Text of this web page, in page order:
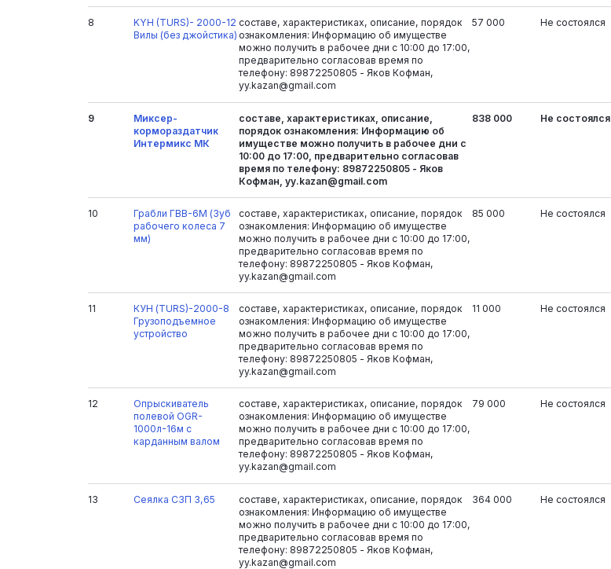
8
KYH (TURS)- 2000-12
Вилы (без джойстика)
составе, характеристиках, описание, порядок
ознакомления: Информацию об имуществе
можно получить в рабочее дни с 10:00 до 17:00,
предварительно согласовав время по
телефону: 89872250805 - Яков Кофман,
yy.kazan@gmail.com
57 000 Не состоялся
9
Миксер-
кормораздатчик
Интермикс МК
составе, характеристиках, описание,
порядок ознакомления: Информацию об
имуществе можно получить в рабочее дни с
10:00 до 17:00, предварительно согласовав
время по телефону: 89872250805 - Яков
Кофман, yy.kazan@gmail.com
838 000 Не состоялся
10
Грабли ГВВ-6М (Зуб
рабочего колеса 7
мм)
составе, характеристиках, описание, порядок
ознакомления: Информацию об имуществе
можно получить в рабочее дни с 10:00 до 17:00,
предварительно согласовав время по
телефону: 89872250805 - Яков Кофман,
yy.kazan@gmail.com
85 000 Не состоялся
11
КУН (TURS)-2000-8
Грузоподъемное
устройство
составе, характеристиках, описание, порядок
ознакомления: Информацию об имуществе
можно получить в рабочее дни с 10:00 до 17:00,
предварительно согласовав время по
телефону: 89872250805 - Яков Кофман,
yy.kazan@gmail.com
11 000 Не состоялся
12
Опрыскиватель
полевой OGR-
1000л-16м с
карданным валом
составе, характеристиках, описание, порядок
ознакомления: Информацию об имуществе
можно получить в рабочее дни с 10:00 до 17:00,
предварительно согласовав время по
телефону: 89872250805 - Яков Кофман,
yy.kazan@gmail.com
79 000 Не состоялся
13 Сеялка СЗП 3,65
составе, характеристиках, описание, порядок
ознакомления: Информацию об имуществе
можно получить в рабочее дни с 10:00 до 17:00,
предварительно согласовав время по
телефону: 89872250805 - Яков Кофман,
yy.kazan@gmail.com
364 000 Не состоялся